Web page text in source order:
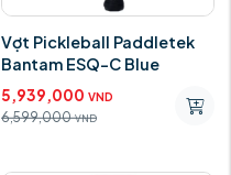
Vợt Pickleball Paddletek
Bantam ESQ-C Blue
5,939,000 VND
6,599,000 VND